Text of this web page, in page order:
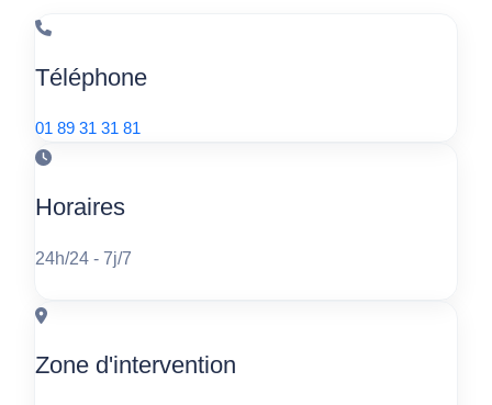
Téléphone
01 89 31 31 81
Horaires
24h/24 - 7j/7
Zone d'intervention